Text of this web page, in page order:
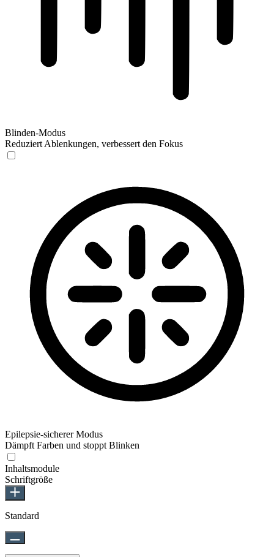
Blinden-Modus
Reduziert Ablenkungen, verbessert den Fokus
Epilepsie-sicherer Modus
Dämpft Farben und stoppt Blinken
Inhaltsmodule
Schriftgröße
Standard